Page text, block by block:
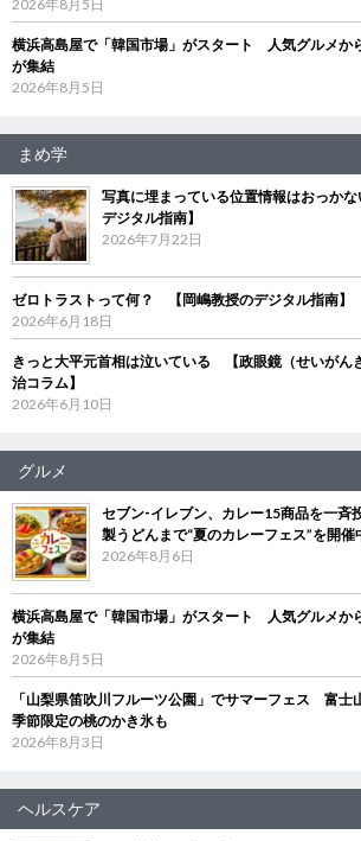
2026年8月5日
横浜高島屋で「韓国市場」がスタート 人気グルメか
が集結
2026年8月5日
まめ学
写真に埋まっている位置情報はおっか
デジタル指南】
2026年7月22日
ゼロトラストって何？ 【岡嶋教授のデジタル指南】
2026年6月18日
きっと大平元首相は泣いている 【政眼鏡（せいがん
治コラム】
2026年6月10日
グルメ
セブン‐イレブン、カレー15商品を一
製うどんまで“夏のカレーフェス”を開催
2026年8月6日
横浜高島屋で「韓国市場」がスタート 人気グルメか
が集結
2026年8月5日
「山梨県笛吹川フルーツ公園」でサマーフェス 富士
季節限定の桃のかき氷も
2026年8月3日
ヘルスケア